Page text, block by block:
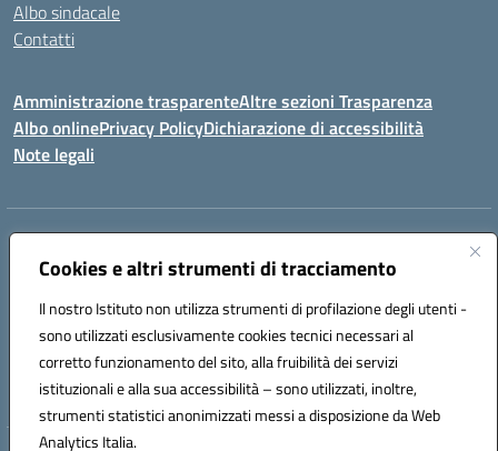
Cookies e altri strumenti di tracciamento
Il nostro Istituto non utilizza strumenti di profilazione degli utenti -
sono utilizzati esclusivamente cookies tecnici necessari al
corretto funzionamento del sito, alla fruibilità dei servizi
istituzionali e alla sua accessibilità – sono utilizzati, inoltre,
strumenti statistici anonimizzati messi a disposizione da Web
Analytics Italia.
Albo sindacale
Contatti
Amministrazione trasparenteAltre sezioni Trasparenza
Albo onlinePrivacy PolicyDichiarazione di accessibilità
Note legali
Indirizzo:
Centralino:0923714186 Email:tpvc050004@istruzione.it
Codice fiscale: 91042910819
Codice meccanografico:
TPVC050004
Codice Indice delle Pubbliche Amministrazioni (IPA): istsc_tpvc050004